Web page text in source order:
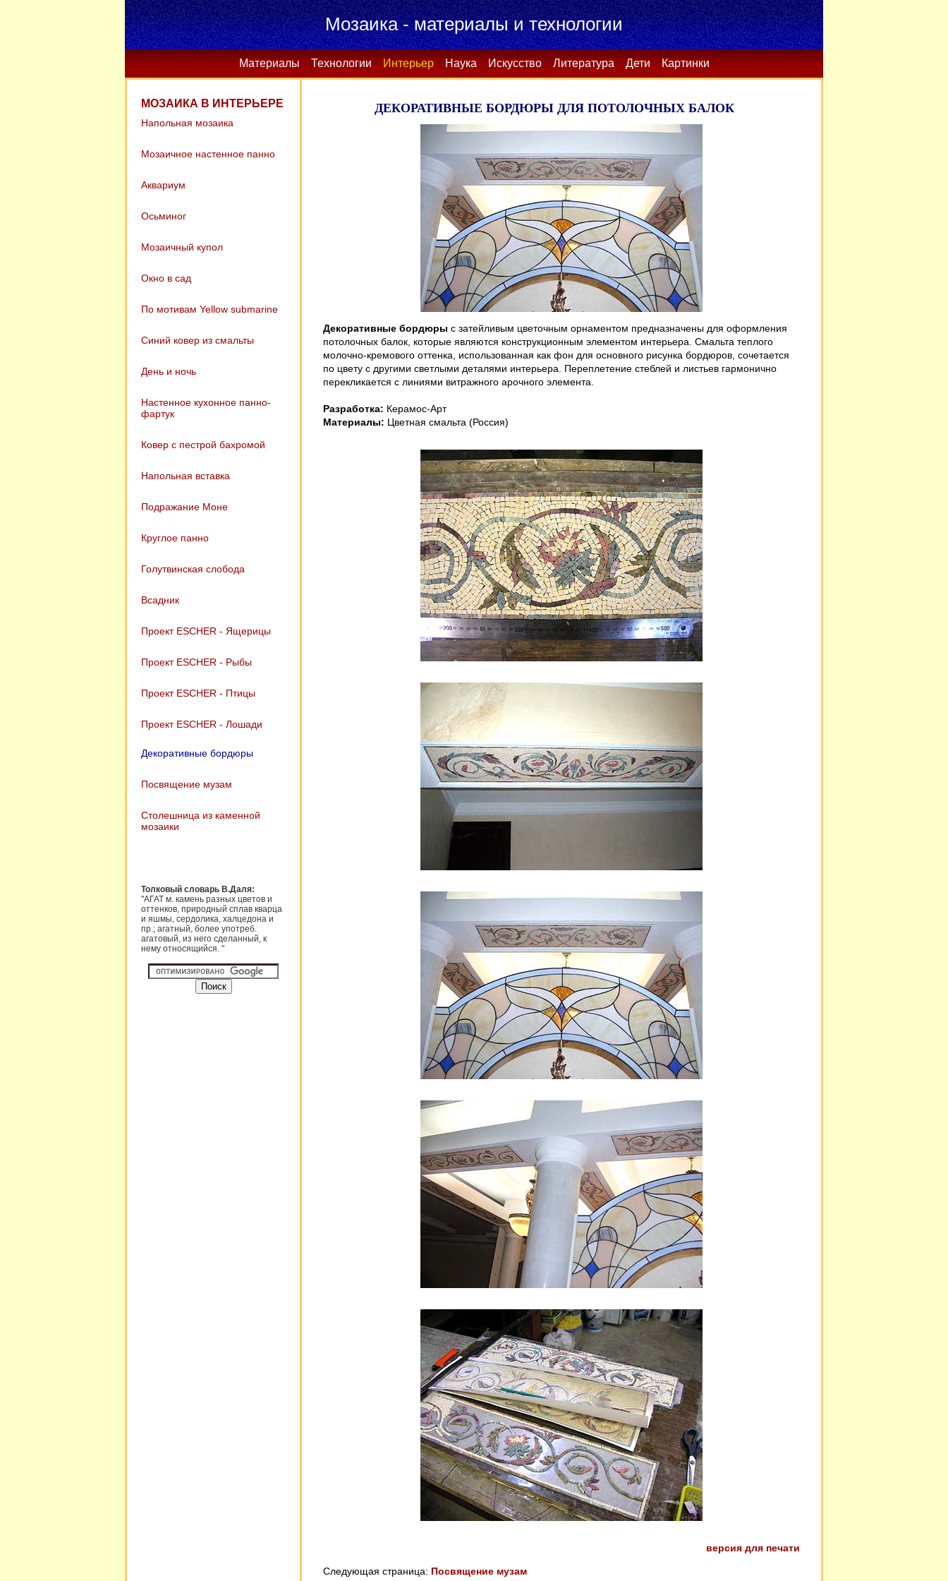
Мозаика - материалы и технологии
Материалы Технологии Интерьер Наука Искусство Литература Дети Картинки
МОЗАИКА В ИНТЕРЬЕРЕ
Напольная мозаика
Мозаичное настенное панно
Аквариум
Осьминог
Мозаичный купол
Окно в сад
По мотивам Yellow submarine
Синий ковер из смальты
День и ночь
Настенное кухонное панно-
фартук
Ковер с пестрой бахромой
Напольная вставка
Подражание Моне
Круглое панно
Голутвинская слобода
Всадник
Проект ESCHER - Ящерицы
Проект ESCHER - Рыбы
Проект ESCHER - Птицы
Проект ESCHER - Лошади
Декоративные бордюры
Посвящение музам
Столешница из каменной
мозаики
Толковый словарь В.Даля:
"АГАТ м. камень разных цветов и
оттенков, природный сплав кварца
и яшмы, сердолика, халцедона и
пр.; агатный, более употреб.
агатовый, из него сделанный, к
нему относящийся. "
ДЕКОРАТИВНЫЕ БОРДЮРЫ ДЛЯ ПОТОЛОЧНЫХ БАЛОК
Декоративные бордюры с затейливым цветочным орнаментом предназначены для оформления
потолочных балок, которые являются конструкционным элементом интерьера. Смальта теплого
молочно-кремового оттенка, использованная как фон для основного рисунка бордюров, сочетается
по цвету с другими светлыми деталями интерьера. Переплетение стеблей и листьев гармонично
перекликается с линиями витражного арочного элемента.
Разработка: Керамос-Арт
Материалы: Цветная смальта (Россия)
версия для печати
Следующая страница: Посвящение музам